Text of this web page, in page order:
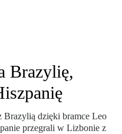
Brazylię,
Brazylią dzięki bramce Leo
przegrali w Lizbonie z